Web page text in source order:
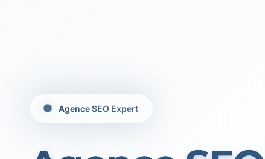
Agence SEO Expert